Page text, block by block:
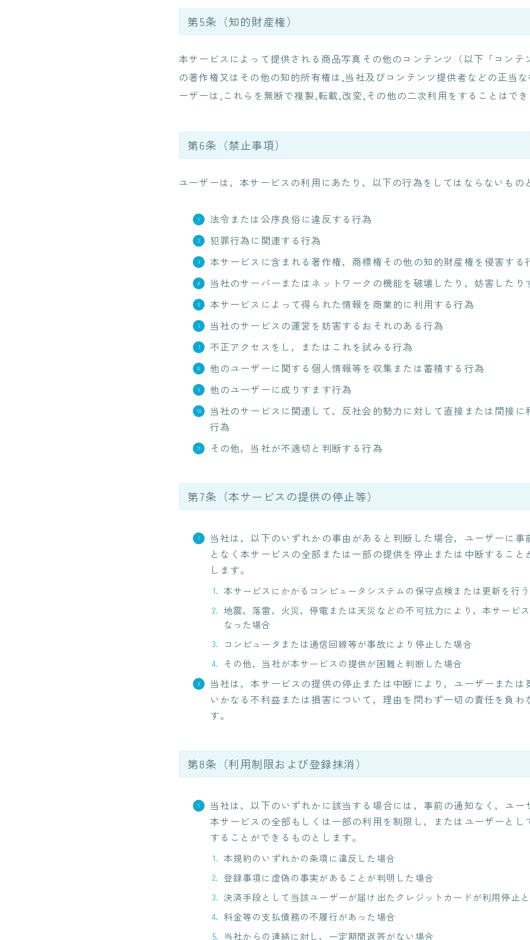
第5条（知的財産権）
本サービスによって提供される商品写真その他のコンテンツ（以下「コンテ
の著作権又はその他の知的所有権は,当社及びコンテンツ提供者などの正当
ーザーは,これらを無断で複製,転載,改変,その他の二次利用をすることはでき
第6条（禁止事項）
ユーザーは，本サービスの利用にあたり，以下の行為をしてはならないもの
法令または公序良俗に違反する行為
犯罪行為に関連する行為
本サービスに含まれる著作権，商標権その他の知的財産権を侵害する
当社のサーバーまたはネットワークの機能を破壊したり，妨害したり
本サービスによって得られた情報を商業的に利用する行為
当社のサービスの運営を妨害するおそれのある行為
不正アクセスをし，またはこれを試みる行為
他のユーザーに関する個人情報等を収集または蓄積する行為
他のユーザーに成りすます行為
当社のサービスに関連して，反社会的勢力に対して直接または間接に
行為
その他，当社が不適切と判断する行為
第7条（本サービスの提供の停止等）
当社は，以下のいずれかの事由があると判断した場合，ユーザーに事
となく本サービスの全部または一部の提供を停止または中断すること
します。
本サービスにかかるコンピュータシステムの保守点検または更新を行
地震，落雷，火災，停電または天災などの不可抗力により，本サービ
なった場合
コンピュータまたは通信回線等が事故により停止した場合
その他，当社が本サービスの提供が困難と判断した場合
当社は，本サービスの提供の停止または中断により，ユーザーまたは
いかなる不利益または損害について，理由を問わず一切の責任を負わ
す。
第8条（利用制限および登録抹消）
当社は，以下のいずれかに該当する場合には，事前の通知なく，ユー
本サービスの全部もしくは一部の利用を制限し，またはユーザーとし
することができるものとします。
本規約のいずれかの条項に違反した場合
登録事項に虚偽の事実があることが判明した場合
決済手段として当該ユーザーが届け出たクレジットカードが利用停止
料金等の支払債務の不履行があった場合
当社からの連絡に対し，一定期間返答がない場合